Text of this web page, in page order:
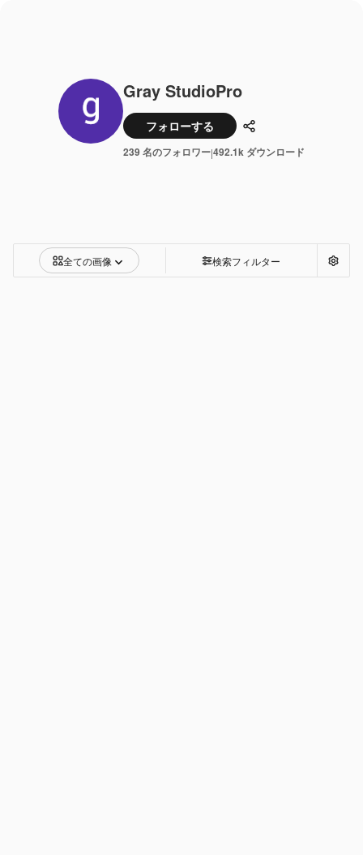
Gray StudioPro
フォローする 共有
239 名のフォロワー|492.1k ダウンロード
全ての画像 検索フィルター